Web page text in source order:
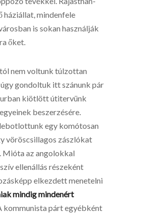
háziállat, mindenfele
is sokan használják
őket.
nem voltunk túlzottan
gondoltuk itt szánunk pár
kiötlött útitervünk
beszerzésére.
egy komótosan
vöröscsillagos zászlókat
Mióta az angolokkal
ellenállás részeként
elkezdett menetelni
mindig mindenért
kommunista párt egyébként